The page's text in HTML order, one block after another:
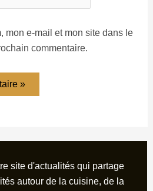
mon e-mail et mon site dans le
commentaire.
site d'actualités qui partage
autour de la cuisine, de la